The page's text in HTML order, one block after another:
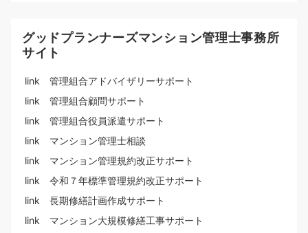
グッドプランナーズマンション管理士事務所
サイト
link 管理組合アドバイザリーサポート
link 管理組合顧問サポート
link 管理組合役員派遣サポート
link マンション管理士相談
link マンション管理規約改正サポート
link 令和７年標準管理規約改正サポート
link 長期修繕計画作成サポート
link マンション大規模修繕工事サポート